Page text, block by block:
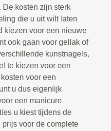
De kosten zijn sterk
die u uit wilt laten
kiezen voor een nieuwe
ook gaan voor gellak of
kunstnagels,
te kiezen voor een
voor een
u dus eigenlijk
een manicure
u kiest tijdens de
voor de complete